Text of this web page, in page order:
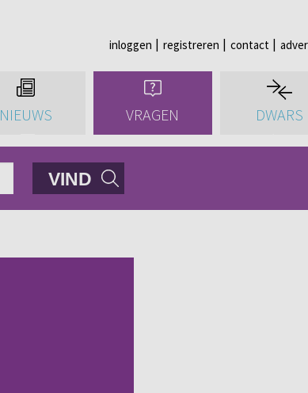
inloggen registreren contact
NIEUWS VRAGEN DWARS
VIND